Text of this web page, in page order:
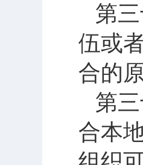
第
伍或
合的
第
合本